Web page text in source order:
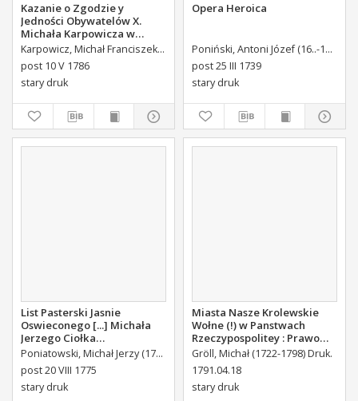
Kazanie o Zgodzie y
Jedności Obywatelów X.
Michała Karpowicza w
Uroczystosc Imienin [...]
Stanisława Augusta Krola
Miane [...].
Karpowicz, Michał Franciszek (1744-1803)
post 10 V 1786
stary druk
Opera Heroica
Poniński, Antoni Józef (16..-1742).
post 25 III 1739
stary druk
List Pasterski Jasnie
Oswieconego [...] Michała
Jerzego Ciołka
Poniatowskiego Biskupa
Płockiego Xiązęcia
Pułtuskiego [...] Do Oboyga
Stanu Tak Duchownego,
Poniatowski, Michał Jerzy (1736-1794)
post 20 VIII 1775
stary druk
Miasta Nasze Krolewskie
Wołne (!) w Panstwach
Rzeczypospolitey : Prawo
uchwalone Dnia 18.
kwietnia 1791.
Gröll, Michał (1722-1798) Druk.
1791.04.18
stary druk